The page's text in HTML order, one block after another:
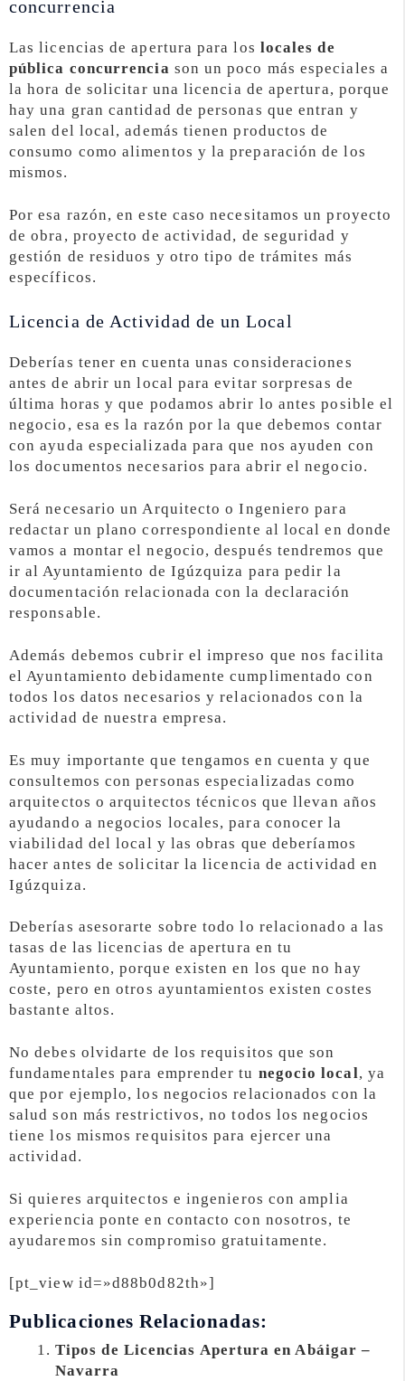
concurrencia
Las licencias de apertura para los locales de
pública concurrencia son un poco más especiales a
la hora de solicitar una licencia de apertura, porque
hay una gran cantidad de personas que entran y
salen del local, además tienen productos de
consumo como alimentos y la preparación de los
mismos.
Por esa razón, en este caso necesitamos un proyecto
de obra, proyecto de actividad, de seguridad y
gestión de residuos y otro tipo de trámites más
específicos.
Licencia de Actividad de un Local
Deberías tener en cuenta unas consideraciones
antes de abrir un local para evitar sorpresas de
última horas y que podamos abrir lo antes posible el
negocio, esa es la razón por la que debemos contar
con ayuda especializada para que nos ayuden con
los documentos necesarios para abrir el negocio.
Será necesario un Arquitecto o Ingeniero para
redactar un plano correspondiente al local en donde
vamos a montar el negocio, después tendremos que
ir al Ayuntamiento de Igúzquiza para pedir la
documentación relacionada con la declaración
responsable.
Además debemos cubrir el impreso que nos facilita
el Ayuntamiento debidamente cumplimentado con
todos los datos necesarios y relacionados con la
actividad de nuestra empresa.
Es muy importante que tengamos en cuenta y que
consultemos con personas especializadas como
arquitectos o arquitectos técnicos que llevan años
ayudando a negocios locales, para conocer la
viabilidad del local y las obras que deberíamos
hacer antes de solicitar la licencia de actividad en
Igúzquiza.
Deberías asesorarte sobre todo lo relacionado a las
tasas de las licencias de apertura en tu
Ayuntamiento, porque existen en los que no hay
coste, pero en otros ayuntamientos existen costes
bastante altos.
No debes olvidarte de los requisitos que son
fundamentales para emprender tu negocio local, ya
que por ejemplo, los negocios relacionados con la
salud son más restrictivos, no todos los negocios
tiene los mismos requisitos para ejercer una
actividad.
Si quieres arquitectos e ingenieros con amplia
experiencia ponte en contacto con nosotros, te
ayudaremos sin compromiso gratuitamente.
[pt_view id=»d88b0d82th»]
Publicaciones Relacionadas:
Tipos de Licencias Apertura en Abáigar –
Navarra